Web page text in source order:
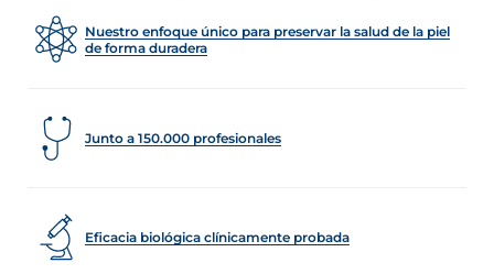
Nuestro enfoque único para preservar la salud de la piel
de forma duradera
Junto a 150.000 profesionales
Eficacia biológica clínicamente probada